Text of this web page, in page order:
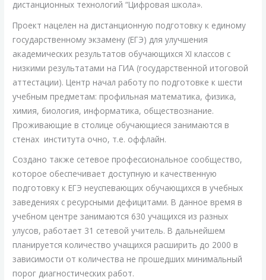
дистанционных технологий “Цифровая школа».
Проект нацелен на дистанционную подготовку к единому
государственному экзамену (ЕГЭ) для улучшения
академических результатов обучающихся XI классов с
низкими результатами на ГИА (государственной итоговой
аттестации). Центр начал работу по подготовке к шести
учебным предметам: профильная математика, физика,
химия, биология, информатика, обществознание.
Проживающие в столице обучающиеся занимаются в
стенах института очно, т.е. оффлайн.
Создано также сетевое профессиональное сообщество,
которое обеспечивает доступную и качественную
подготовку к ЕГЭ неуспевающих обучающихся в учебных
заведениях с ресурсными дефицитами. В данное время в
учебном центре занимаются 630 учащихся из разных
улусов, работает 31 сетевой учитель. В дальнейшем
планируется количество учащихся расширить до 2000 в
зависимости от количества не прошедших минимальный
порог диагностических работ.